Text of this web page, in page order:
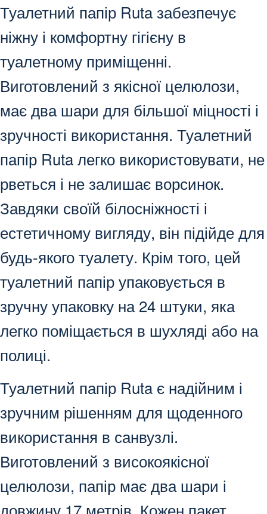
Туалетний папір Ruta забезпечує
ніжну і комфортну гігієну в
туалетному приміщенні.
Виготовлений з якісної целюлози,
має два шари для більшої міцності і
зручності використання. Туалетний
папір Ruta легко використовувати, не
рветься і не залишає ворсинок.
Завдяки своїй білосніжності і
естетичному вигляду, він підійде для
будь-якого туалету. Крім того, цей
туалетний папір упаковується в
зручну упаковку на 24 штуки, яка
легко поміщається в шухляді або на
полиці.
Туалетний папір Ruta є надійним і
зручним рішенням для щоденного
використання в санвузлі.
Виготовлений з високоякісної
целюлози, папір має два шари і